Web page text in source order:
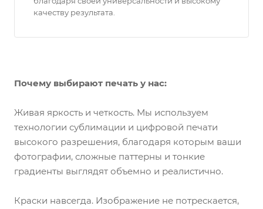
качеству результата.
Почему выбирают печать у нас:
Живая яркость и четкость. Мы используем
технологии сублимации и цифровой печати
высокого разрешения, благодаря которым ваши
фотографии, сложные паттерны и тонкие
градиенты выглядят объемно и реалистично.
Краски навсегда. Изображение не потрескается,